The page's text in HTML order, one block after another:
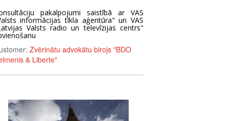
pakalpojumi saistībā ar VAS
informācijas tīkla aģentūra" un VAS
Valsts radio un televīzijas centrs"
Zvērinātu advokātu birojs "BDO
& Liberte"